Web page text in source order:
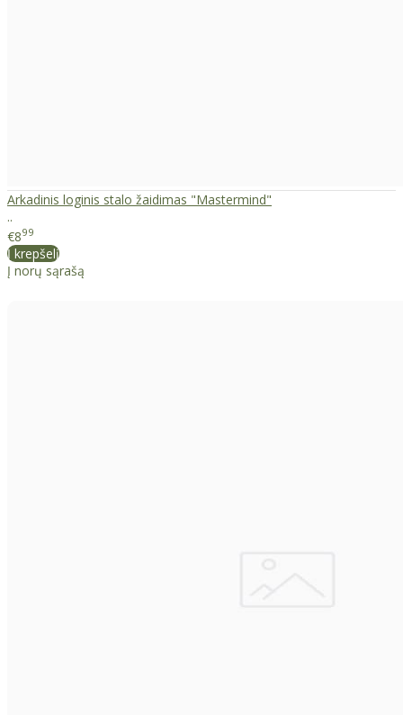
Arkadinis loginis stalo žaidimas "Mastermind"
..
€899
Į krepšelį
Į norų sąrašą